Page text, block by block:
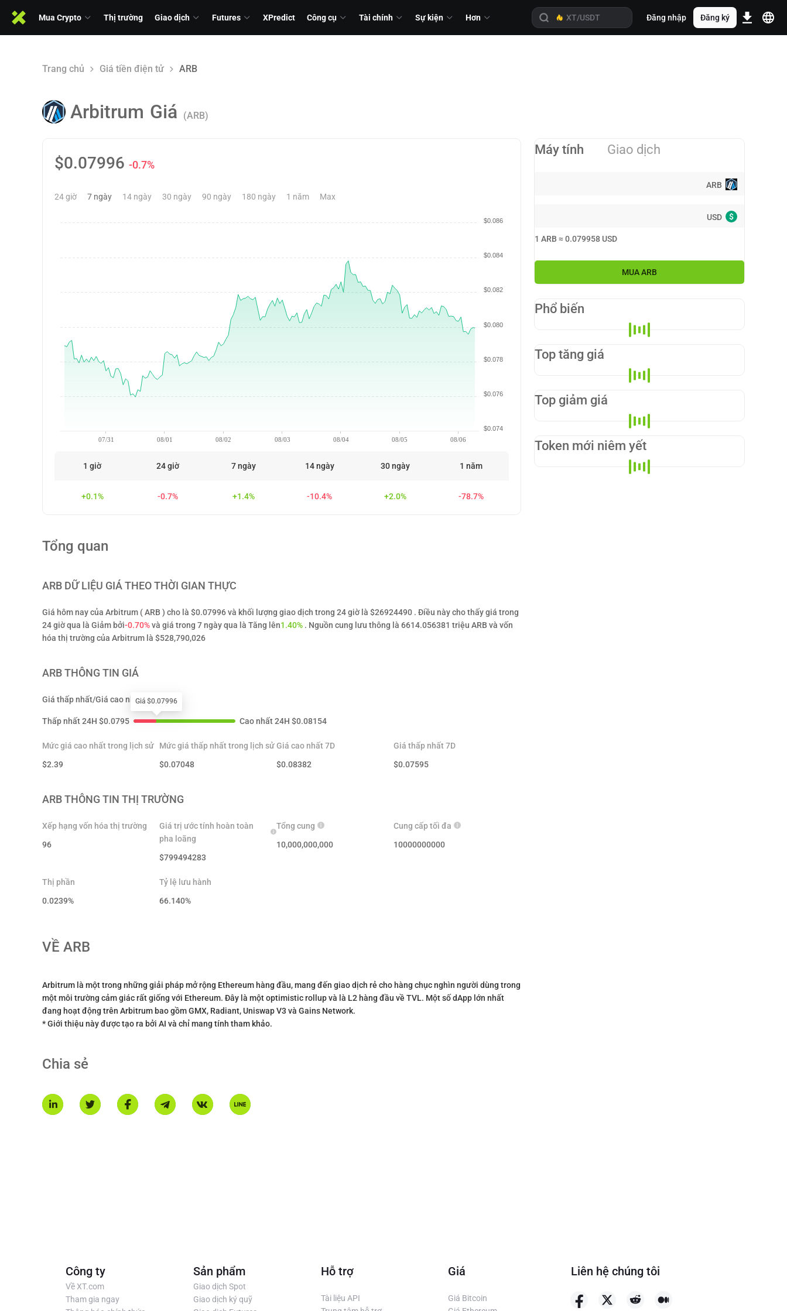
Mua Crypto Thị trường Giao dịch Futures XPredict Công cụ Tài chính Sự kiện Hơn Đăng nhập Đăng ký
Trang chủ Giá tiền điện tử ARB
Arbitrum Giá (ARB)
$0.07996 -0.7%
24 giờ 7 ngày 14 ngày 30 ngày 90 ngày 180 ngày 1 năm Max
07/31 08/01 08/02 08/03 08/04 08/05 08/06
$0.074
$0.076
$0.078
$0.080
$0.082
$0.084
$0.086
1 giờ 24 giờ 7 ngày 14 ngày 30 ngày 1 năm
+0.1% -0.7% +1.4% -10.4% +2.0% -78.7%
Tổng quan
ARB DỮ LIỆU GIÁ THEO THỜI GIAN THỰC
Giá hôm nay của Arbitrum ( ARB ) cho là $0.07996 và khối lượng giao dịch trong 24 giờ là $26924490 . Điều này cho thấy giá trong
24 giờ qua là Giảm bởi-0.70%và giá trong 7 ngày qua là Tăng lên1.40% . Nguồn cung lưu thông là 6614.056381 triệu ARB và vốn
hóa thị trường của Arbitrum là $528,790,026
ARBTHÔNG TIN GIÁ
Giá thấp nhất/Giá cao nhất 24H
Thấp nhất 24H $0.0795
Giá $0.07996
Cao nhất 24H $0.08154
Mức giá cao nhất trong lịch sử
$2.39
Mức giá thấp nhất trong lịch sử
$0.07048
Giá cao nhất 7D
$0.08382
Giá thấp nhất 7D
$0.07595
ARBTHÔNG TIN THỊ TRƯỜNG
Xếp hạng vốn hóa thị trường
96
Giá trị ước tính hoàn toàn
pha loãng
$799494283
Tổng cung
10,000,000,000
Cung cấp tối đa
10000000000
Thị phần
0.0239%
Tỷ lệ lưu hành
66.140%
VỀ ARB
Arbitrum là một trong những giải pháp mở rộng Ethereum hàng đầu, mang đến giao dịch rẻ cho hàng chục nghìn người dùng trong
một môi trường cảm giác rất giống với Ethereum. Đây là một optimistic rollup và là L2 hàng đầu về TVL. Một số dApp lớn nhất
đang hoạt động trên Arbitrum bao gồm GMX, Radiant, Uniswap V3 và Gains Network.
* Giới thiệu này được tạo ra bởi AI và chỉ mang tính tham khảo.
Chia sẻ
Máy tính Giao dịch
ARB
USD $
1 ARB ≈0.079958 USD
MUAARB
Phổ biến
Top tăng giá
Top giảm giá
Token mới niêm yết
Công ty
Về XT.com
Tham gia ngay
Sản phẩm
Giao dịch Spot
Giao dịch ký quỹ
Hỗ trợ
Tài liệu API
Giá
Giá Bitcoin
Liên hệ chúng tôi